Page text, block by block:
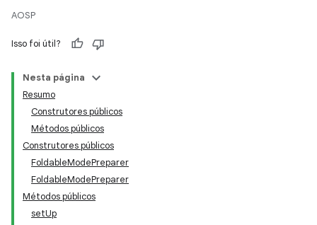
AOSP
Isso foi útil?
Nesta página
Resumo
Construtores públicos
Métodos públicos
Construtores públicos
FoldableModePreparer
FoldableModePreparer
Métodos públicos
setUp